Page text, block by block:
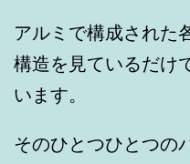
アルミで構成された
構造を見ているだけ
います。
そのひとつひとつの